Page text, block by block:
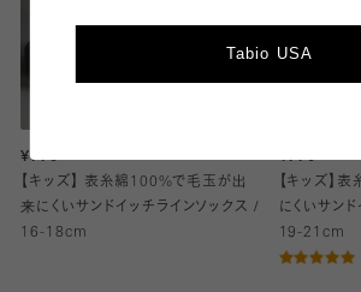
¥770
【キッズ】 表糸綿100%で毛玉が出
来にくいサンドイッチラインソックス /
16-18cm
¥770
【キッズ】
にくいサン
19-21cm
Tabio USA